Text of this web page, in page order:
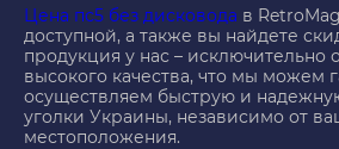
Цена пс5 без дисковода в
доступной, а также вы найдете
продукция у нас – исключительно
высокого качества, что мы можем
осуществляем быструю и
уголки Украины, независимо от
местоположения.